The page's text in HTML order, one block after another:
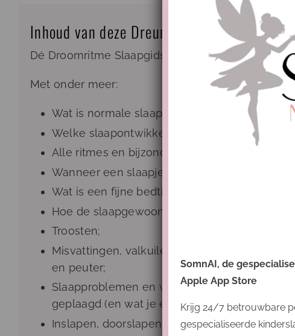
Inhoud van deze Dreumes – Peuter
Dé Droomritme Slaapgids voor dreumesen en
Met onder meer:
Wat is normale slaap bij een dreumes of
Welke slaapontwikkelingen zijn er en hoe
Alle ritmes en bijzonderheden per
Wanneer een slaapje komt te vervallen en
Wat is een fijne bedtijd?
Hoe de slaapgewoonte juist slaap maakt, ook
Troosten;
Misvattingen, valkuilen en andere broodjes
en peuter;
Slaapproblemen en waarom juist de
geplaagd (en wat je eraan doet);
Inslapen, doorslapen én uitslapen;
SomnAI, de
Apple App Store
Krijg 24/7 betrouwbare
gespecialiseerde